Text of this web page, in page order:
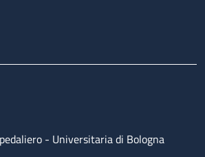
- Universitaria di Bologna